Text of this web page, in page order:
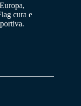
cura e